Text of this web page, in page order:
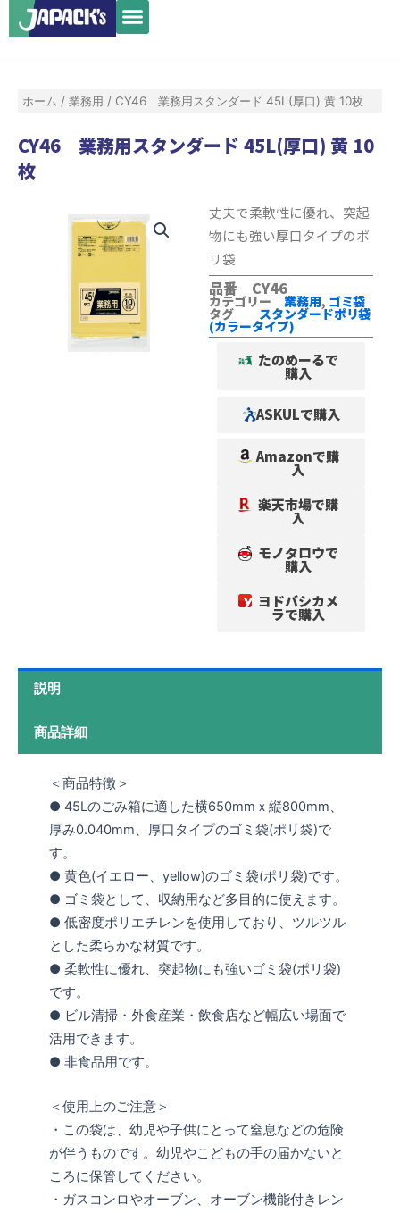
容
メ
ニ
ホーム / 業務用 / CY46 業務用スタンダード 45L(厚口) 黄 10枚
CY46 業務用スタンダード 45L(厚口) 黄 10
枚
丈夫で柔軟性に優れ、突起
物にも強い厚口タイプのポ
リ袋
品番 CY46
カテゴリー 業務用, ゴミ袋
タグ スタンダードポリ袋
(カラータイプ)
たのめーるで
購入
ASKULで購入
Amazonで購
入
楽天市場で購
入
モノタロウで
購入
ヨドバシカメ
ラで購入
説明
商品詳細
＜商品特徴＞
● 45Lのごみ箱に適した横650mmｘ縦800mm、
厚み0.040mm、厚口タイプのゴミ袋(ポリ袋)で
す。
● 黄色(イエロー、yellow)のゴミ袋(ポリ袋)です。
● ゴミ袋として、収納用など多目的に使えます。
● 低密度ポリエチレンを使用しており、ツルツル
とした柔らかな材質です。
● 柔軟性に優れ、突起物にも強いゴミ袋(ポリ袋)
です。
● ビル清掃・外食産業・飲食店など幅広い場面で
活用できます。
● 非食品用です。
＜使用上のご注意＞
・この袋は、幼児や子供にとって窒息などの危険
が伴うものです。幼児やこどもの手の届かないと
ころに保管してください。
・ガスコンロやオーブン、オーブン機能付きレン